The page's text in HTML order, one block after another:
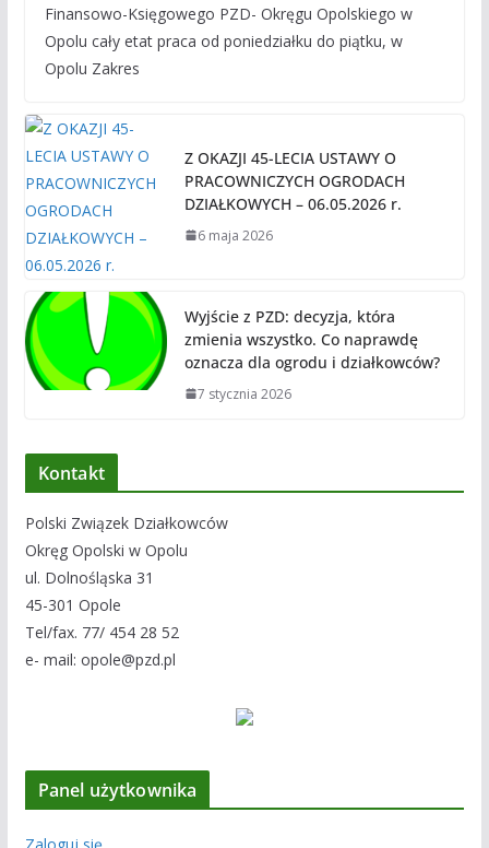
Finansowo-Księgowego PZD- Okręgu Opolskiego w
Opolu cały etat praca od poniedziałku do piątku, w
Opolu Zakres
Z OKAZJI 45-LECIA USTAWY O
PRACOWNICZYCH OGRODACH
DZIAŁKOWYCH – 06.05.2026 r.
6 maja 2026
Wyjście z PZD: decyzja, która
zmienia wszystko. Co naprawdę
oznacza dla ogrodu i działkowców?
7 stycznia 2026
Kontakt
Polski Związek Działkowców
Okręg Opolski w Opolu
ul. Dolnośląska 31
45-301 Opole
Tel/fax. 77/ 454 28 52
e- mail: opole@pzd.pl
Panel użytkownika